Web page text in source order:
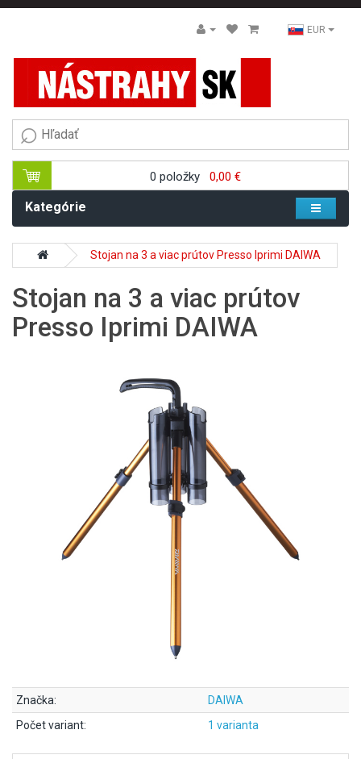
EUR
0 položky 0,00 €
Kategórie
Stojan na 3 a viac prútov Presso Iprimi DAIWA
Stojan na 3 a viac prútov
Presso Iprimi DAIWA
Značka:
DAIWA
Počet variant:
1 varianta